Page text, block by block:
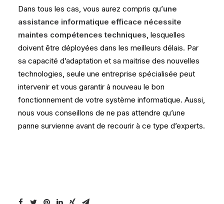
Dans tous les cas, vous aurez compris qu’une
assistance informatique efficace nécessite
maintes compétences techniques, lesquelles
doivent être déployées dans les meilleurs délais. Par
sa capacité d’adaptation et sa maitrise des nouvelles
technologies, seule une entreprise spécialisée peut
intervenir et vous garantir à nouveau le bon
fonctionnement de votre système informatique. Aussi,
nous vous conseillons de ne pas attendre qu’une
panne survienne avant de recourir à ce type d’experts.